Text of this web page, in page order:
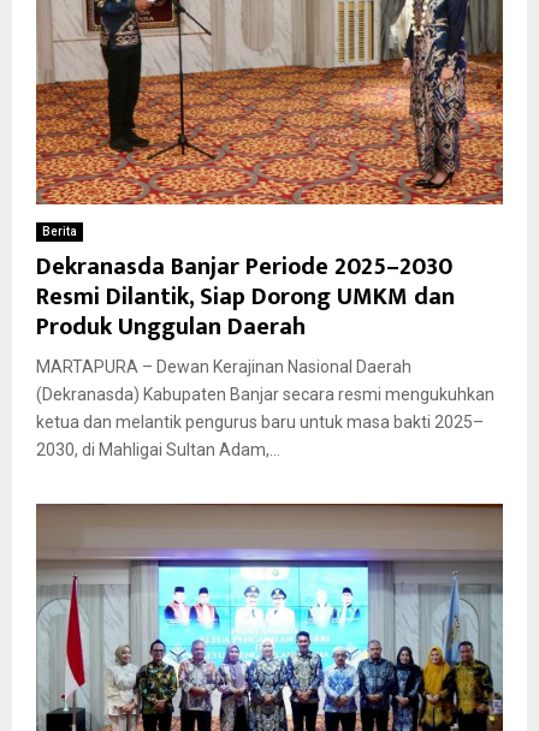
Berita
Dekranasda Banjar Periode 2025–2030
Resmi Dilantik, Siap Dorong UMKM dan
Produk Unggulan Daerah
MARTAPURA – Dewan Kerajinan Nasional Daerah
(Dekranasda) Kabupaten Banjar secara resmi mengukuhkan
ketua dan melantik pengurus baru untuk masa bakti 2025–
2030, di Mahligai Sultan Adam,...